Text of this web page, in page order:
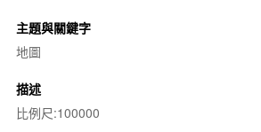
主題與關鍵字
地圖
描述
比例尺:100000